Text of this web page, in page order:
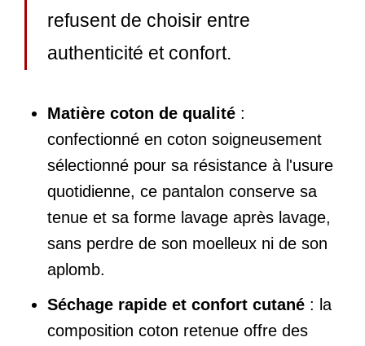
refusent de choisir entre
authenticité et confort.
Matière coton de qualité :
confectionné en coton soigneusement
sélectionné pour sa résistance à l'usure
quotidienne, ce pantalon conserve sa
tenue et sa forme lavage après lavage,
sans perdre de son moelleux ni de son
aplomb.
Séchage rapide et confort cutané : la
composition coton retenue offre des